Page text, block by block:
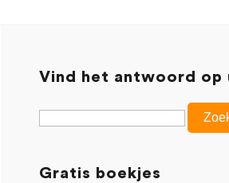
Vind het antwoord op
Gratis boekjes